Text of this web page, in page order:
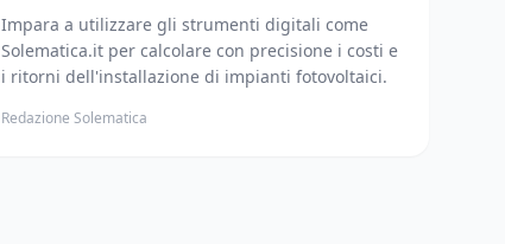
Impara a utilizzare gli strumenti digitali come
Solematica.it per calcolare con precisione i costi e
i ritorni dell'installazione di impianti fotovoltaici.
Redazione Solematica